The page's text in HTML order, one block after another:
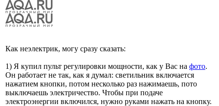
Как неэлектрик, могу сразу сказать:
1) Я купил пульт регулировки мощности, как у Вас на фото.
Он работает не так, как я думал: светильник включается
нажатием кнопки, потом несколько раз нажимаешь, пото
выключаешь электричество. Чтобы при подаче
электроэнергии включился, нужно руками нажать на кнопку.